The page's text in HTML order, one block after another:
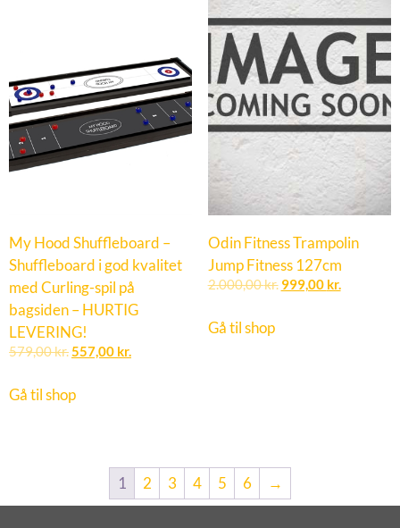
My Hood Shuffleboard –
Shuffleboard i god kvalitet
med Curling-spil på
bagsiden – HURTIG
LEVERING!
579,00kr.557,00 kr.
Gå til shop
Odin Fitness Trampolin
Jump Fitness 127cm
2.000,00kr. 999,00 kr.
Gå til shop
1 2 3 4 5 6 →